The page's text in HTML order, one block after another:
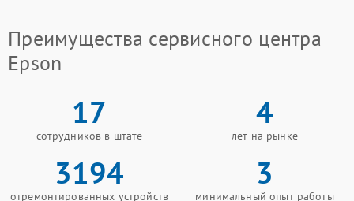
Преимущества сервисного центра
Epson
17
сотрудников в штате
4
лет на рынке
3194
отремонтированных устройств
3
минимальный опыт работы